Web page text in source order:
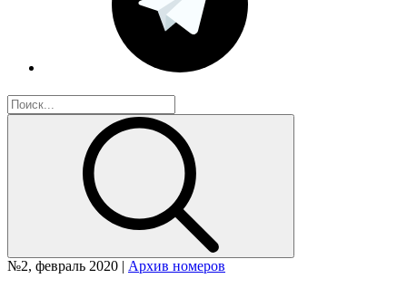
№2, февраль 2020 | Архив номеров